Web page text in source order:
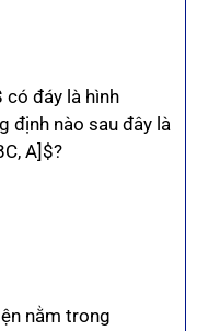
có đáy là hình
định nào sau đây là
A]$?
nằm trong